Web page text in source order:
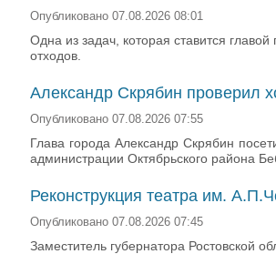
Опубликовано 07.08.2026 08:01
Одна из задач, которая ставится
отходов.
Александр Скрябин проверил
Опубликовано 07.08.2026 07:55
Глава города Александр Скрябин
администрации Октябрьского района
Реконструкция театра им.
Опубликовано 07.08.2026 07:45
Заместитель губернатора Ростовской